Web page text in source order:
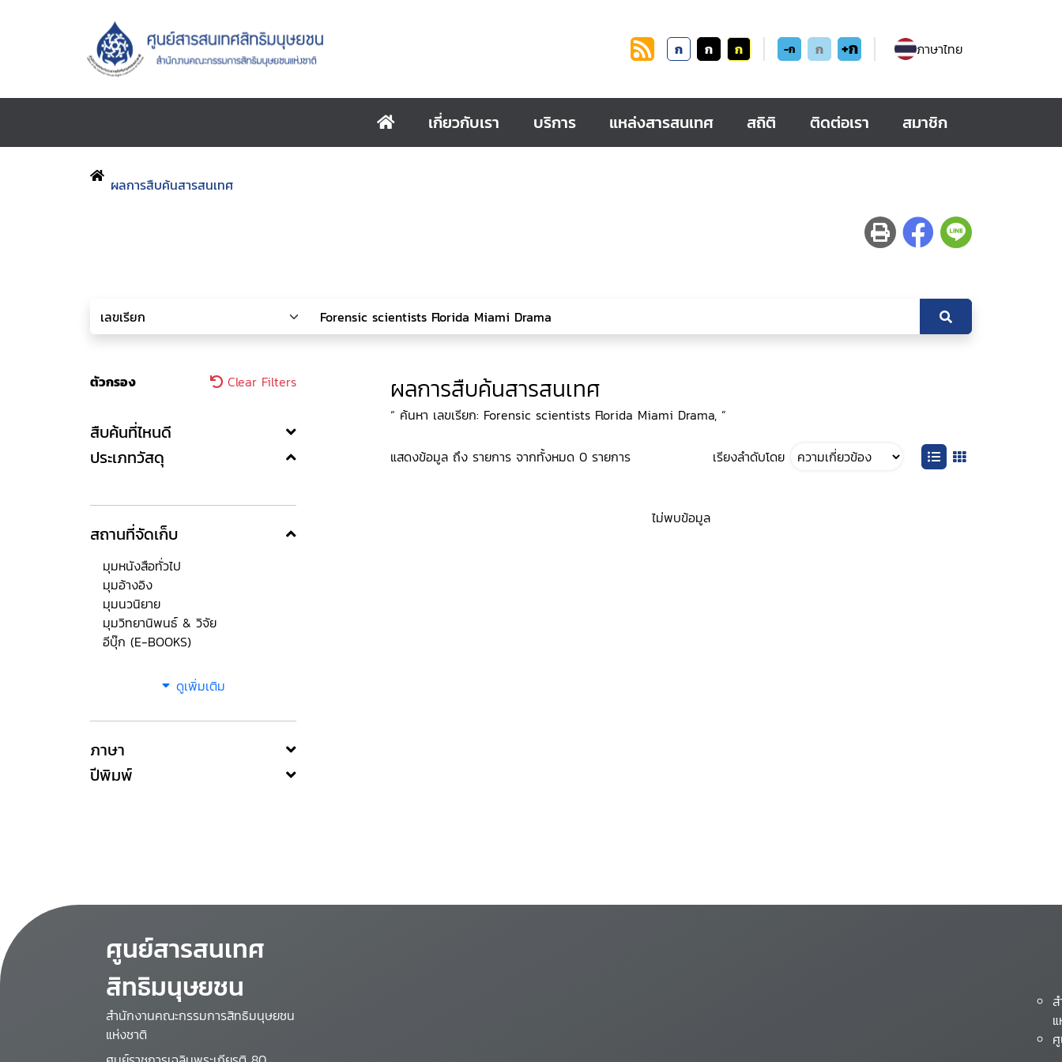
ก ก ก -ก ก +ก ภาษาไทย
เกี่ยวกับเรา บริการ แหล่งสารสนเทศ สถิติ ติดต่อเรา สมาชิก
ผลการสืบค้นสารสนเทศ
ตัวกรอง Clear Filters
สืบค้นที่ไหนดี
ประเภทวัสดุ
สถานที่จัดเก็บ
มุมหนังสือทั่วไป
มุมอ้างอิง
มุมนวนิยาย
มุมวิทยานิพนธ์ & วิจัย
อีบุ๊ก (E-BOOKS)
ดูเพิ่มเติม
ภาษา
ปีพิมพ์
ผลการสืบค้นสารสนเทศ
“ ค้นหา เลขเรียก: Forensic scientists Florida Miami Drama, ”
แสดงข้อมูล ถึง รายการ จากทั้งหมด 0 รายการ เรียงลำดับโดย
ไม่พบข้อมูล
ศูนย์สารสนเทศ
สิทธิมนุษยชน
สำนักงานคณะกรรมการสิทธิมนุษยชน
แห่งชาติ